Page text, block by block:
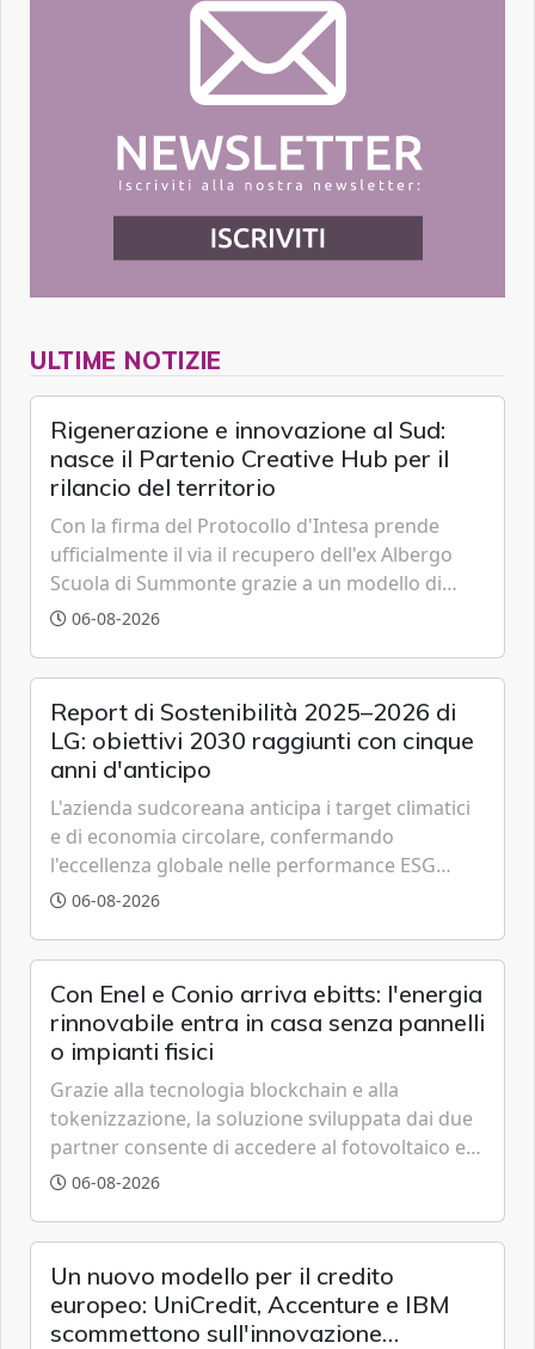
ULTIME NOTIZIE
Rigenerazione e innovazione al Sud:
nasce il Partenio Creative Hub per il
rilancio del territorio
Con la firma del Protocollo d'Intesa prende
ufficialmente il via il recupero dell'ex Albergo
Scuola di Summonte grazie a un modello di
partenariato pubblico-privato e a una rete di
06-08-2026
Report di Sostenibilità 2025–2026 di
LG: obiettivi 2030 raggiunti con cinque
anni d'anticipo
L'azienda sudcoreana anticipa i target climatici
e di economia circolare, confermando
l'eccellenza globale nelle performance ESG
grazie a innovazione, accessibilità e governance
06-08-2026
Con Enel e Conio arriva ebitts: l'energia
rinnovabile entra in casa senza pannelli
o impianti fisici
Grazie alla tecnologia blockchain e alla
tokenizzazione, la soluzione sviluppata dai due
partner consente di accedere al fotovoltaico e
all'eolico ottenendo risparmi diretti in bolletta,
06-08-2026
Un nuovo modello per il credito
europeo: UniCredit, Accenture e IBM
scommettono sull'innovazione